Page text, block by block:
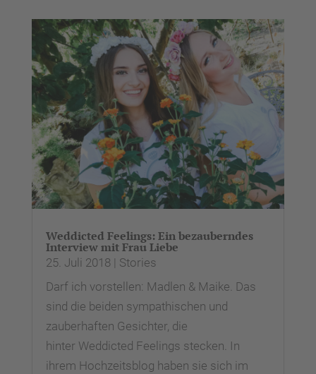
Weddicted Feelings: Ein bezauberndes
Interview mit Frau Liebe
25. Juli 2018| Stories
Darf ich vorstellen: Madlen & Maike. Das
sind die beiden sympathischen und
zauberhaften Gesichter, die
hinter Weddicted Feelings stecken. In
ihrem Hochzeitsblog haben sie sich im